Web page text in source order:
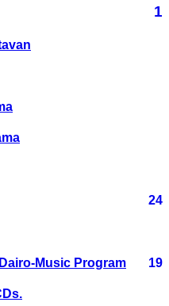
1
24
Music Program 19